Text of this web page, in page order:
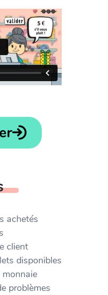
achetés
client
disponibles
problèmes